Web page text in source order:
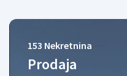
153 Nekretnina
Prodaja